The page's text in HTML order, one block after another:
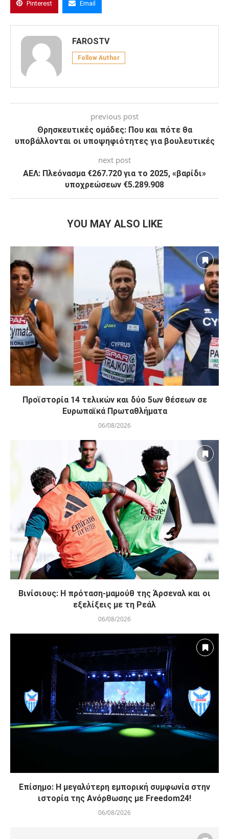
Pinterest Email
FAROSTV
Follow Author
previous post
Θρησκευτικές ομάδες: Που και πότε θα
υποβάλλονται οι υποψηφιότητες για βουλευτικές
next post
ΑΕΛ: Πλεόνασμα €267.720 για το 2025, «βαρίδι»
υποχρεώσεων €5.289.908
YOU MAY ALSO LIKE
Προϊστορία 14 τελικών και δύο 5ων θέσεων σε
Ευρωπαϊκά Πρωταθλήματα
06/08/2026
Βινίσιους: Η πρόταση-μαμούθ της Άρσεναλ και οι
εξελίξεις με τη Ρεάλ
06/08/2026
Επίσημο: Η μεγαλύτερη εμπορική συμφωνία στην
ιστορία της Ανόρθωσης με Freedom24!
06/08/2026